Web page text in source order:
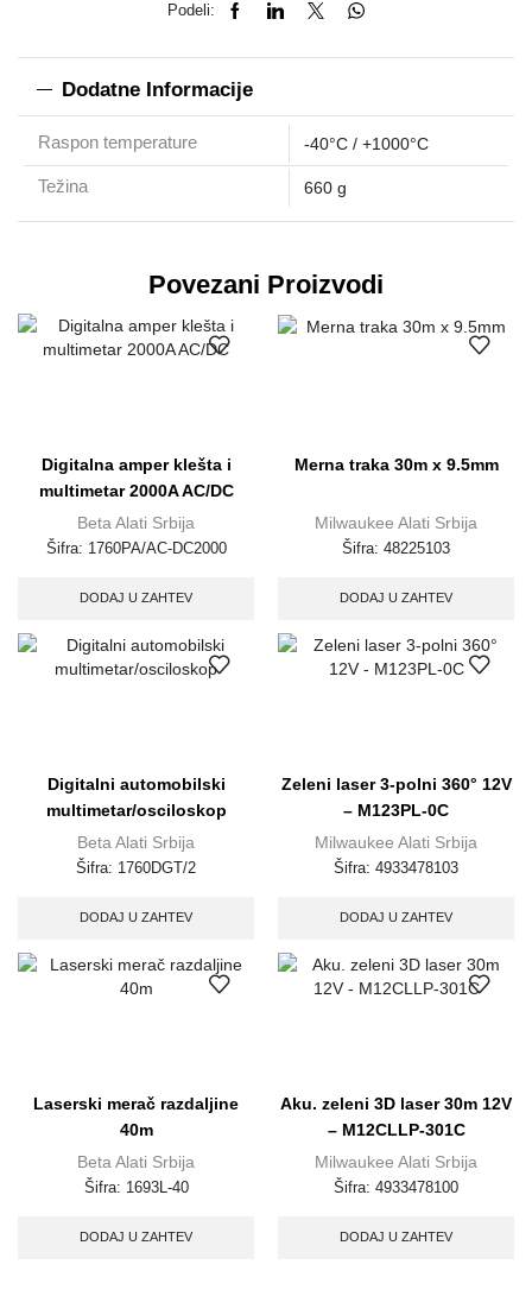
Podeli:
Dodatne Informacije
Raspon temperature -40°C / +1000°C
Težina 660 g
Povezani Proizvodi
Digitalna amper klešta i
multimetar 2000A AC/DC
Beta Alati Srbija
Šifra: 1760PA/AC-DC2000
DODAJ U ZAHTEV
Merna traka 30m x 9.5mm
Milwaukee Alati Srbija
Šifra: 48225103
DODAJ U ZAHTEV
Digitalni automobilski
multimetar/osciloskop
Beta Alati Srbija
Šifra: 1760DGT/2
DODAJ U ZAHTEV
Zeleni laser 3-polni 360° 12V
– M123PL-0C
Milwaukee Alati Srbija
Šifra: 4933478103
DODAJ U ZAHTEV
Laserski merač razdaljine
40m
Beta Alati Srbija
Šifra: 1693L-40
DODAJ U ZAHTEV
Aku. zeleni 3D laser 30m 12V
– M12CLLP-301C
Milwaukee Alati Srbija
Šifra: 4933478100
DODAJ U ZAHTEV